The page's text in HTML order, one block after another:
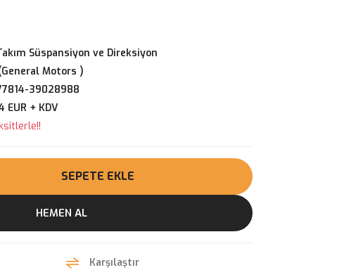
Süspansiyon ve Direksiyon
Motors )
39028988
EUR + KDV
SEPETE EKLE
HEMEN AL
Karşılaştır